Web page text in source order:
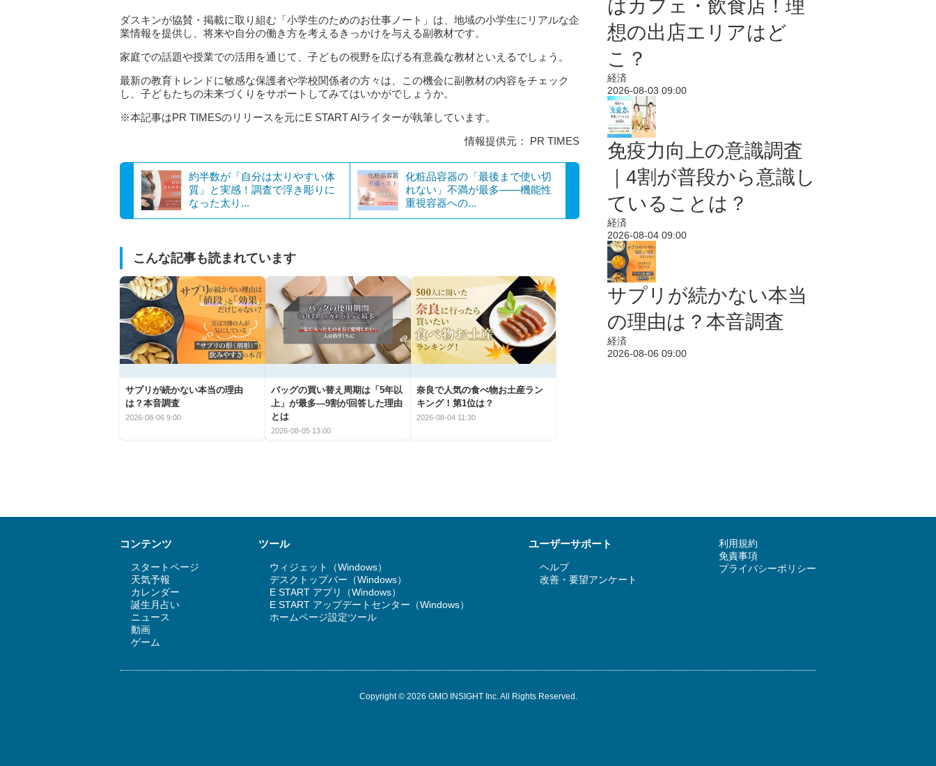
ダスキンが協賛・掲載に取り組む「小学生のためのお仕事ノート」は、地域の小学生にリアルな企
業情報を提供し、将来や自分の働き方を考えるきっかけを与える副教材です。
家庭での話題や授業での活用を通じて、子どもの視野を広げる有意義な教材といえるでしょう。
最新の教育トレンドに敏感な保護者や学校関係者の方々は、この機会に副教材の内容をチェック
し、子どもたちの未来づくりをサポートしてみてはいかがでしょうか。
※本記事はPR TIMESのリリースを元にE START AIライターが執筆しています。
情報提供元： PR TIMES
約半数が「自分は太りやすい体
質」と実感！調査で浮き彫りに
なった太り...
化粧品容器の「最後まで使い切
れない」不満が最多――機能性
重視容器への...
こんな記事も読まれています
サプリが続かない本当の理由
は？本音調査
2026-08-06 9:00
バッグの買い替え周期は「5年以
上」が最多―9割が回答した理由
とは
2026-08-05 13:00
奈良で人気の食べ物お土産ラン
キング！第1位は？
2026-08-04 11:30
はカフェ・飲食店！理
想の出店エリアはど
こ？
経済
2026-08-03 09:00
免疫力向上の意識調査
｜4割が普段から意識し
ていることは？
経済
2026-08-04 09:00
サプリが続かない本当
の理由は？本音調査
経済
2026-08-06 09:00
コンテンツ
スタートページ
天気予報
カレンダー
誕生月占い
ニュース
動画
ゲーム
ツール
ウィジェット（Windows）
デスクトップバー（Windows）
E START アプリ（Windows）
E START アップデートセンター（Windows）
ホームページ設定ツール
ユーザーサポート
ヘルプ
改善・要望アンケート
利用規約
免責事項
プライバシーポリシー
Copyright © 2026 GMO INSIGHT Inc. All Rights Reserved.